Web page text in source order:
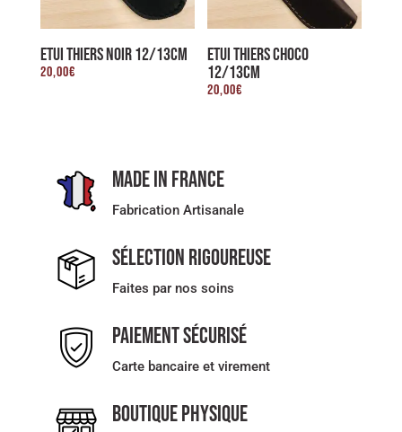
ETUI THIERS NOIR 12/13CM
20,00€
ETUI THIERS CHOCO
12/13CM
20,00€
Made in France
Fabrication Artisanale
Sélection rigoureuse
Faites par nos soins
Paiement sécurisé
Carte bancaire et virement
Boutique physique